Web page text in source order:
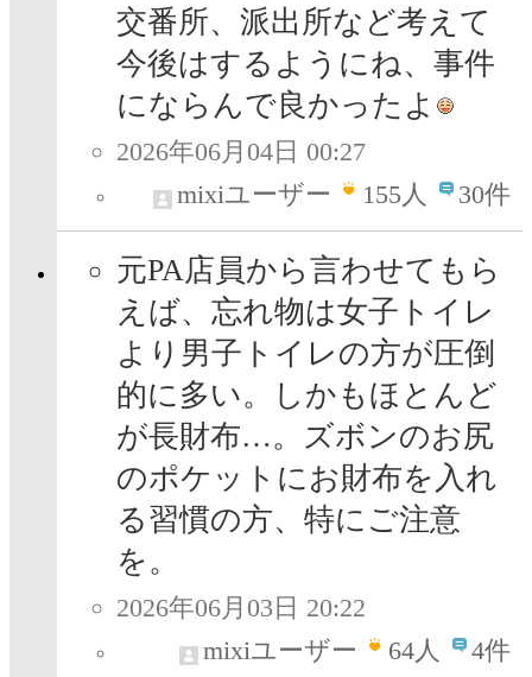
交番所、派出所など考えて
今後はするようにね、事件
にならんで良かったよ
2026年06月04日 00:27
mixiユーザー
155人 30件
元PA店員から言わせてもら
えば、忘れ物は女子トイレ
より男子トイレの方が圧倒
的に多い。しかもほとんど
が長財布…。ズボンのお尻
のポケットにお財布を入れ
る習慣の方、特にご注意
を。
2026年06月03日 20:22
mixiユーザー
64人 4件